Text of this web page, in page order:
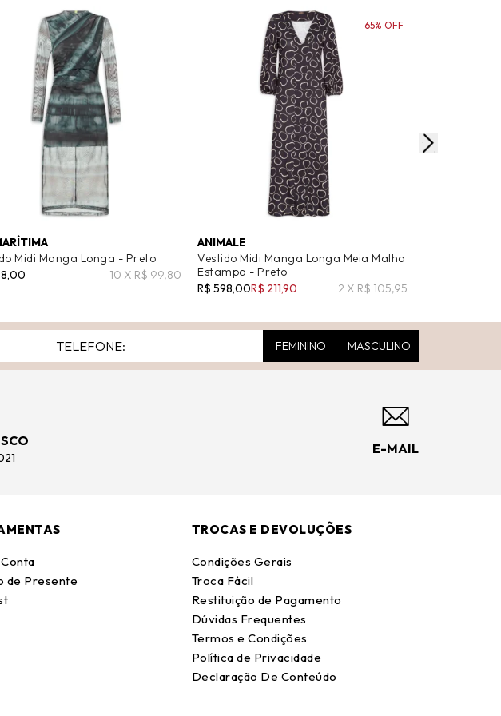
Midi Manga Longa - Preto
10 X R$ 99,80
ANIMALE
Vestido Midi Manga Longa Meia Malha
Estampa - Preto
R$ 598,00R$ 211,90 2 X R$ 105,95
65% OFF
FEMININO MASCULINO
E-MAIL
de Presente
TROCAS E DEVOLUÇÕES
Condições Gerais
Troca Fácil
Restituição de Pagamento
Dúvidas Frequentes
Termos e Condições
Política de Privacidade
Declaração De Conteúdo